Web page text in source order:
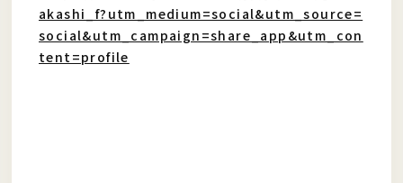
akashi_f?utm_medium=social&utm_source=
social&utm_campaign=share_app&utm_con
tent=profile